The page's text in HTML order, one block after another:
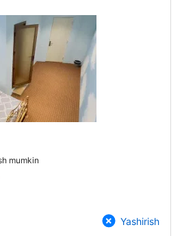
mumkin
Yashirish